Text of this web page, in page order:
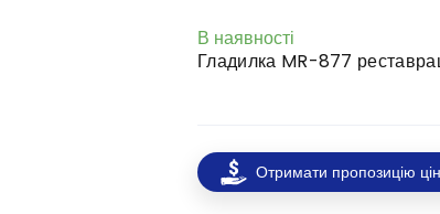
В наявності
Гладилка MR-877
Отримати пропозицію